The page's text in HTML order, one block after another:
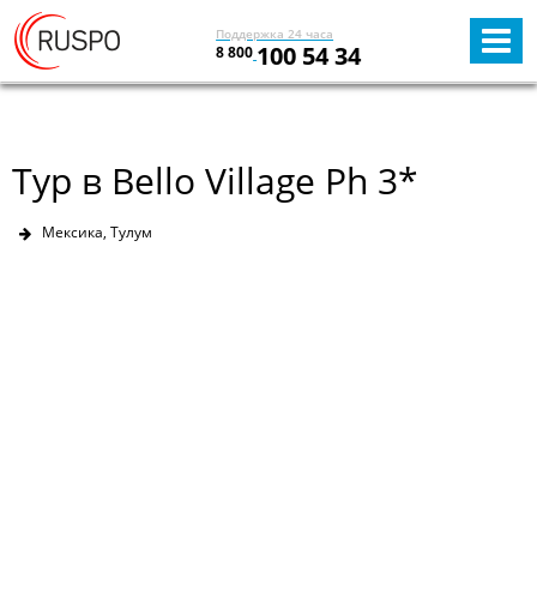
Поддержка 24 часа
8 800 100 54 34
Тур в Bello Village Ph 3*
Мексика, Тулум